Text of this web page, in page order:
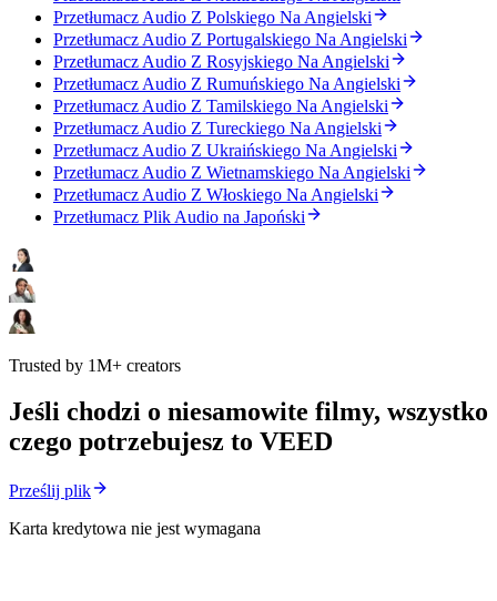
Przetłumacz Audio Z Polskiego Na Angielski
Przetłumacz Audio Z Portugalskiego Na Angielski
Przetłumacz Audio Z Rosyjskiego Na Angielski
Przetłumacz Audio Z Rumuńskiego Na Angielski
Przetłumacz Audio Z Tamilskiego Na Angielski
Przetłumacz Audio Z Tureckiego Na Angielski
Przetłumacz Audio Z Ukraińskiego Na Angielski
Przetłumacz Audio Z Wietnamskiego Na Angielski
Przetłumacz Audio Z Włoskiego Na Angielski
Przetłumacz Plik Audio na Japoński
Trusted by 1M+ creators
Jeśli chodzi o niesamowite filmy, wszystko
czego potrzebujesz to VEED
Prześlij plik
Karta kredytowa nie jest wymagana